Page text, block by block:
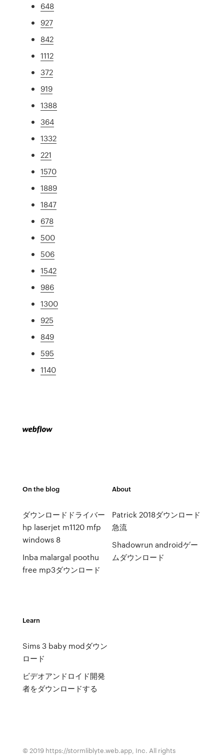
648
927
842
1112
372
919
1388
364
1332
221
1570
1889
1847
678
500
506
1542
986
1300
925
849
595
1140
On the blog
ダウンロードドライバー
hp laserjet m1120 mfp
windows 8
Inba malargal poothu
free mp3ダウンロード
About
Patrick 2018ダウンロード
急流
Shadowrun androidゲー
ムダウンロード
Learn
Sims 3 baby modダウン
ロード
ビデオアンドロイド開発
者をダウンロードする
© 2019 https://stormliblyte.web.app, Inc. All rights